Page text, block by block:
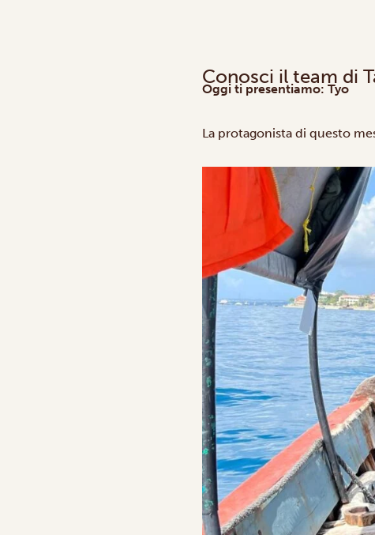
Conosci il team di
Oggi ti presentiamo: Tyo
La protagonista di questo